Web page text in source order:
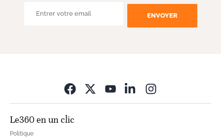
ENVOYER
Le360 en un clic
Politique